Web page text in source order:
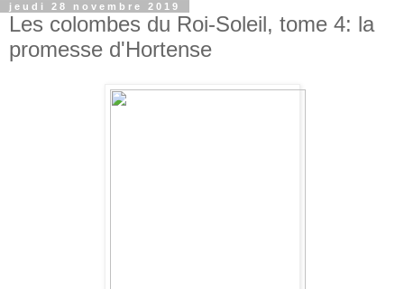
jeudi 28 novembre 2019
Les colombes du Roi-Soleil, tome 4: la
promesse d'Hortense